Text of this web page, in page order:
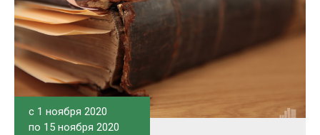
c 1 ноября 2020
по 15 ноября 2020